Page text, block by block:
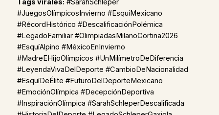
Tags virales: #SarahSchleper
#JuegosOlímpicosInvierno #EsquíMexicano
#RécordHistórico #DescalificaciónPolémica
#LegadoFamiliar #OlimpiadasMilanoCortina2026
#EsquíAlpino #MéxicoEnInvierno
#MadreEHijoOlímpicos #UnMilímetroDeDiferencia
#LeyendaVivaDelDeporte #CambioDeNacionalidad
#EsquíDeÉlite #FuturoDelDeporteMexicano
#EmociónOlímpica #DecepciónDeportiva
#InspiraciónOlímpica #SarahSchleperDescalificada